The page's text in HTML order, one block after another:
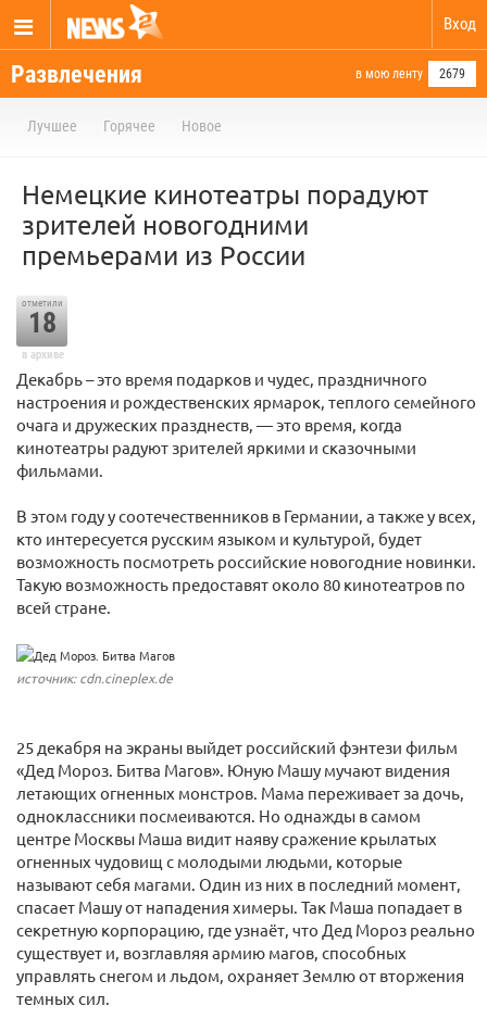
Вход
Развлечения в мою ленту 2679
Лучшее Горячее Новое
Немецкие кинотеатры порадуют
зрителей новогодними
премьерами из России
отметили
18
в архиве
Декабрь – это время подарков и чудес, праздничного
настроения и рождественских ярмарок, теплого семейного
очага и дружеских празднеств, — это время, когда
кинотеатры радуют зрителей яркими и сказочными
фильмами.
В этом году у соотечественников в Германии, а также у всех,
кто интересуется русским языком и культурой, будет
возможность посмотреть российские новогодние новинки.
Такую возможность предоставят около 80 кинотеатров по
всей стране.
источник: cdn.cineplex.de
25 декабря на экраны выйдет российский фэнтези фильм
«Дед Мороз. Битва Магов». Юную Машу мучают видения
летающих огненных монстров. Мама переживает за дочь,
одноклассники посмеиваются. Но однажды в самом
центре Москвы Маша видит наяву сражение крылатых
огненных чудовищ с молодыми людьми, которые
называют себя магами. Один из них в последний момент,
спасает Машу от нападения химеры. Так Маша попадает в
секретную корпорацию, где узнаёт, что Дед Мороз реально
существует и, возглавляя армию магов, способных
управлять снегом и льдом, охраняет Землю от вторжения
темных сил.